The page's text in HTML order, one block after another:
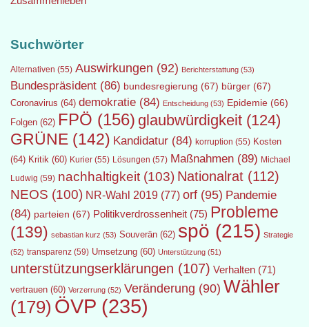
Suchwörter
Alternativen (55) Auswirkungen (92) Berichterstattung (53)
Bundespräsident (86) bundesregierung (67) bürger (67)
Coronavirus (64) demokratie (84) Entscheidung (53) Epidemie (66)
Folgen (62) FPÖ (156) glaubwürdigkeit (124)
GRÜNE (142) Kandidatur (84) korruption (55) Kosten
(64) Kritik (60) Kurier (55) Lösungen (57) Maßnahmen (89) Michael
Ludwig (59) nachhaltigkeit (103) Nationalrat (112)
NEOS (100) NR-Wahl 2019 (77) orf (95) Pandemie
(84) parteien (67) Politikverdrossenheit (75) Probleme
(139) sebastian kurz (53) Souverän (62) spö (215) Strategie
(52) transparenz (59) Umsetzung (60) Unterstützung (51)
unterstützungserklärungen (107) Verhalten (71)
vertrauen (60) Verzerrung (52) Veränderung (90) Wähler
(179) ÖVP (235)